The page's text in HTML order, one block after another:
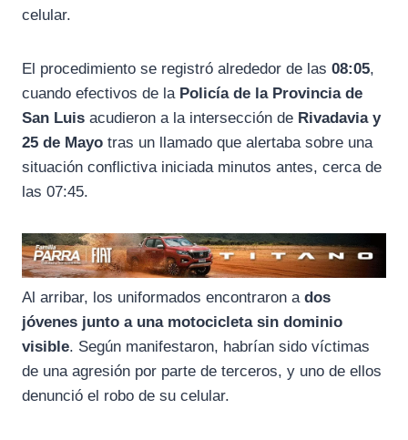
celular.
El procedimiento se registró alrededor de las 08:05,
cuando efectivos de la Policía de la Provincia de
San Luis acudieron a la intersección de Rivadavia y
25 de Mayo tras un llamado que alertaba sobre una
situación conflictiva iniciada minutos antes, cerca de
las 07:45.
Al arribar, los uniformados encontraron a dos
jóvenes junto a una motocicleta sin dominio
visible. Según manifestaron, habrían sido víctimas
de una agresión por parte de terceros, y uno de ellos
denunció el robo de su celular.